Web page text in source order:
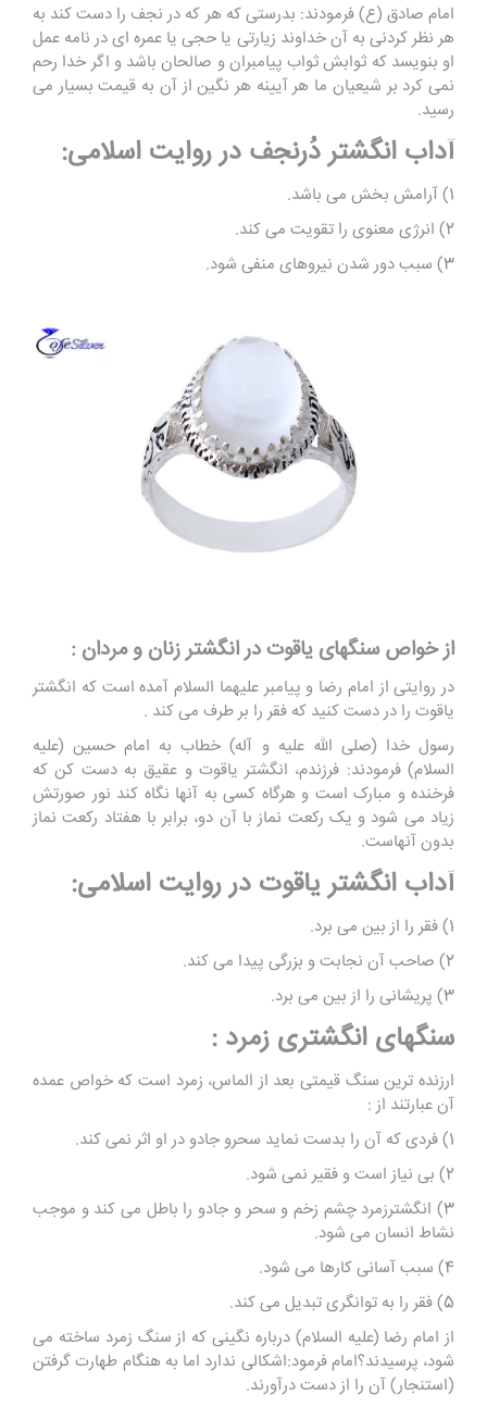
امام صادق (ع) فرمودند: بدرستی که هر که در نجف را دست کند به
هر نظر کردنی به آن خداوند زیارتی یا حجی یا عمره ای در نامه عمل
او بنویسد که ثوابش ثواب پیامبران و صالحان باشد و اگر خدا رحم
نمی کرد بر شیعیان ما هر آیینه هر نگین از آن به قیمت بسیار می
رسید.
آداب انگشتر دُرنجف در روایت اسلامی:
1) آرامش بخش می باشد.
2) انرژی معنوی را تقویت می کند.
3) سبب دور شدن نیروهای منفی شود.
از خواص سنگهای یاقوت در انگشتر زنان و مردان :
در روایتی از امام رضا و پیامبر علیهما السلام آمده است که انگشتر
یاقوت را در دست کنید که فقر را بر طرف می کند .
رسول خدا (صلی الله علیه و آله) خطاب به امام حسین (علیه
السلام) فرمودند: فرزندم، انگشتر یاقوت و عقیق به دست کن که
فرخنده و مبارک است و هرگاه کسی به آنها نگاه کند نور صورتش
زیاد می شود و یک رکعت نماز با آن دو، برابر با هفتاد رکعت نماز
بدون آنهاست.
آداب انگشتر یاقوت در روایت اسلامی:
1) فقر را از بین می برد.
2) صاحب آن نجابت و بزرگی پیدا می کند.
3) پریشانی را از بین می برد.
سنگهای انگشتری زمرد :
ارزنده ترین سنگ قیمتی بعد از الماس، زمرد است که خواص عمده
آن عبارتند از :
1) فردی که آن را بدست نماید سحرو جادو در او اثر نمی کند.
2) بی نیاز است و فقیر نمی شود.
3) انگشترزمرد چشم زخم و سحر و جادو را باطل می کند و موجب
نشاط انسان می شود.
4) سبب آسانی کارها می شود.
5) فقر را به توانگری تبدیل می کند.
از امام رضا (علیه السلام) درباره نگینی که از سنگ زمرد ساخته می
شود، پرسیدند؟امام فرمود:اشکالی ندارد اما به هنگام طهارت گرفتن
(استنجار) آن را از دست درآورند.